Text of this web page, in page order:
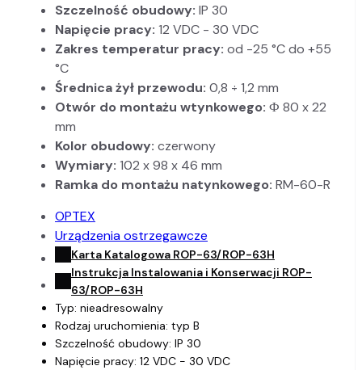
Szczelność obudowy: IP 30
Napięcie pracy: 12 VDC - 30 VDC
Zakres temperatur pracy: od -25 °C do +55
°C
Średnica żył przewodu: 0,8 ÷ 1,2 mm
Otwór do montażu wtynkowego: Ф 80 x 22
mm
Kolor obudowy: czerwony
Wymiary: 102 x 98 x 46 mm
Ramka do montażu natynkowego: RM-60-R
OPTEX
Urządzenia ostrzegawcze
Karta Katalogowa ROP-63/ROP-63H
Instrukcja Instalowania i Konserwacji ROP-
63/ROP-63H
Typ: nieadresowalny
Rodzaj uruchomienia: typ B
Szczelność obudowy: IP 30
Napięcie pracy: 12 VDC - 30 VDC